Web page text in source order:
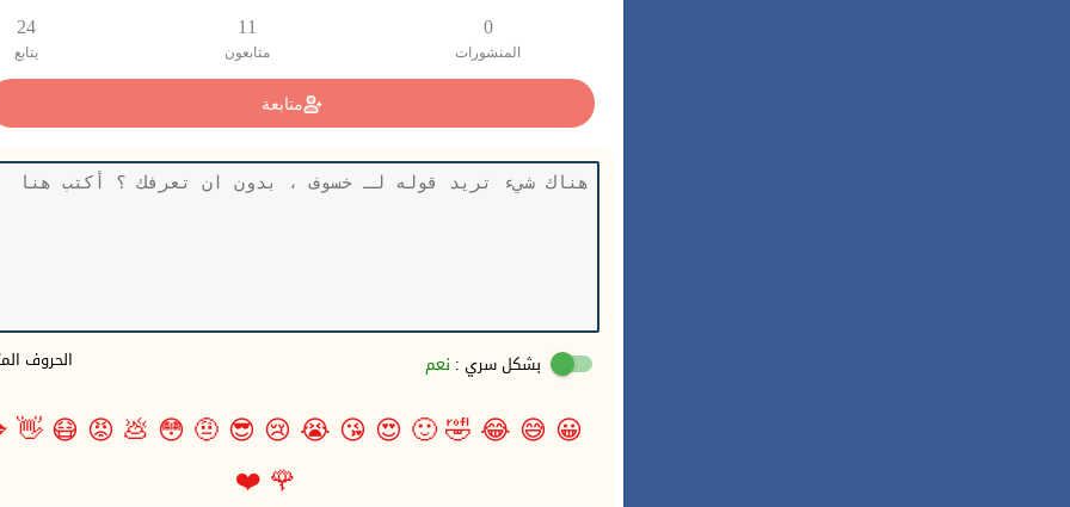
0
المنشورات
11
متابعون
24
يتابع
متابعة
الحروف بشكل سري : نعم
😀
😅
😂
🤣
🙂
😍
😘
😭
😢
😎
🤨
😳
💩
😡
😷
👋
🌹
❤️